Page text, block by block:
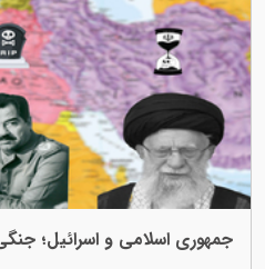
و اسرائیل؛ جنگی بدون بازگشت!